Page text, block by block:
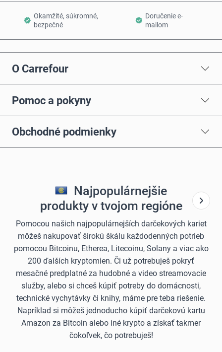
Okamžité, súkromné,
bezpečné
Doručenie e-
mailom
O Carrefour
Pomoc a pokyny
Obchodné podmienky
Najpopulárnejšie
produkty v tvojom regióne
Pomocou našich najpopulárnejších darčekových kariet
môžeš nakupovať širokú škálu každodenných potrieb
pomocou Bitcoinu, Etherea, Litecoinu, Solany a viac ako
200 ďalších kryptomien. Či už potrebuješ pokryť
mesačné predplatné za hudobné a video streamovacie
služby, alebo si chceš kúpiť potreby do domácnosti,
technické vychytávky či knihy, máme pre teba riešenie.
Napríklad si môžeš jednoducho kúpiť darčekovú kartu
Amazon za Bitcoin alebo iné krypto a získať takmer
čokoľvek, čo potrebuješ!